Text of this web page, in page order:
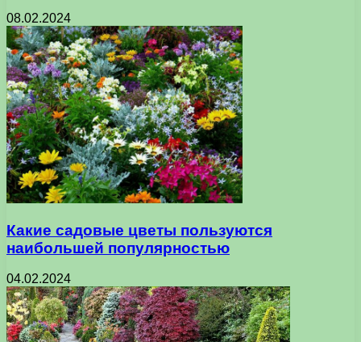
08.02.2024
Какие садовые цветы пользуются
наибольшей популярностью
04.02.2024